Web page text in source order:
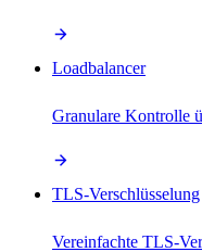
Loadbalancer
Granulare Kontrolle
TLS-Verschlüsselung
Vereinfachte TLS-